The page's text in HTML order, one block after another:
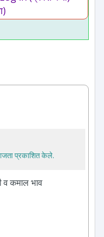
प्रकाशित केले.
कमाल भाव